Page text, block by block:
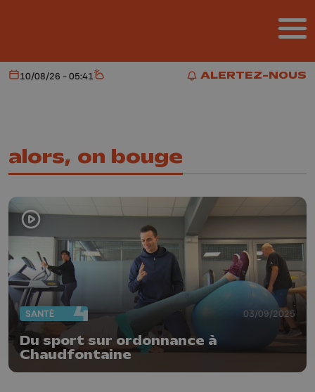
ALERTEZ-NOUS
ALERTEZ-NOUS
Aujourd'hui
10/08/26 - 05:41 Météo
alors, on bouge
SANTÉ 03/09/2025
Du sport sur ordonnance à
Chaudfontaine